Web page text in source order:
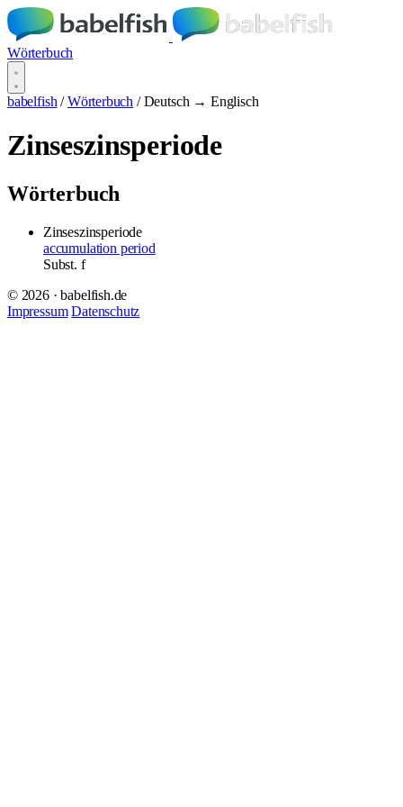
Wörterbuch
babelfish / Wörterbuch / Deutsch → Englisch
Zinseszinsperiode
Wörterbuch
Zinseszinsperiode
accumulation period
Subst. f
© 2026 · babelfish.de
Impressum Datenschutz